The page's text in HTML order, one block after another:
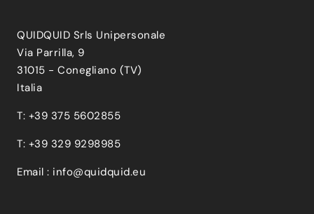
QUIDQUID Srls Unipersonale
Via Parrilla, 9
31015 - Conegliano (TV)
Italia
T: +39 375 5602855
T: +39 329 9298985
Email : info@quidquid.eu